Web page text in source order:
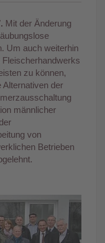
Mit der Änderung
Um auch weiterhin
zu können,
der
männlicher
von
Betrieben